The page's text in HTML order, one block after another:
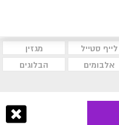
לייף סטייל
מגזין
אלבומים
הבלוגים